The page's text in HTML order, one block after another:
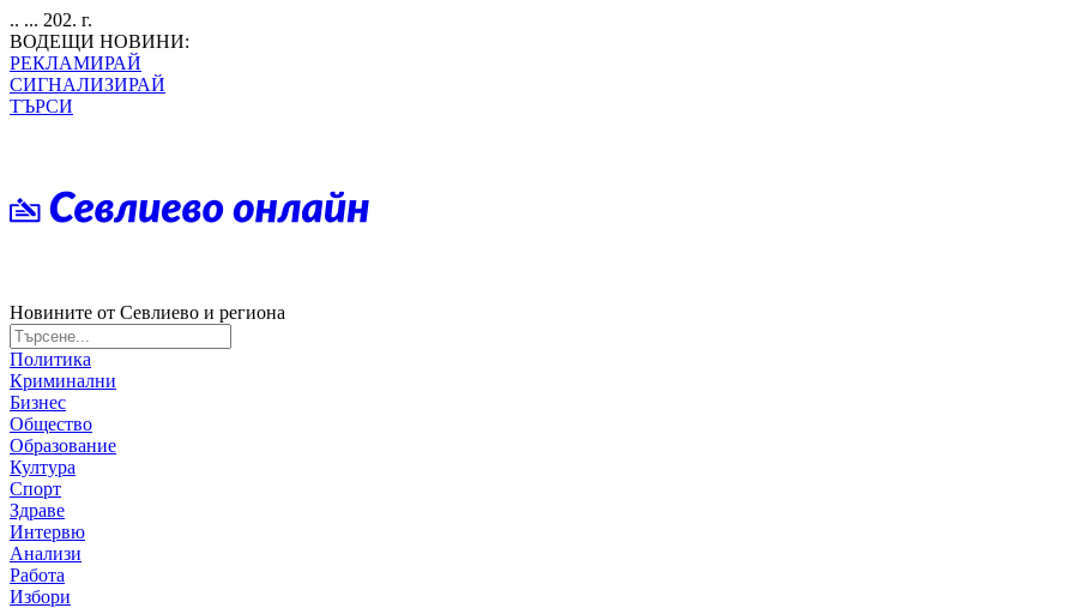
.. ... 202. г.
ВОДЕЩИ НОВИНИ:
РЕКЛАМИРАЙ
СИГНАЛИЗИРАЙ
ТЪРСИ
Новините от Севлиево и региона
Политика
Криминални
Бизнес
Общество
Образование
Култура
Спорт
Здраве
Интервю
Анализи
Работа
Избори